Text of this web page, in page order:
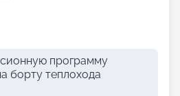
программу
борту теплохода